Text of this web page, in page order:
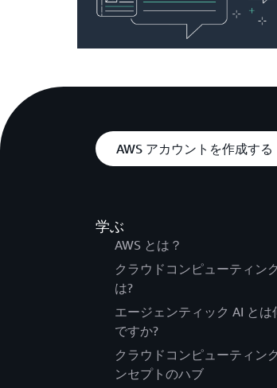
AWS アカウントを作成する
学ぶ
AWS とは？
クラウドコンピューティン
は?
エージェンティック AI とは
ですか?
クラウドコンピューティン
ンセプトのハブ